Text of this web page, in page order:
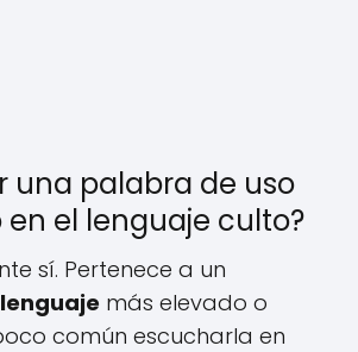
una palabra de uso
en el lenguaje culto?
sí. Pertenece a un
lenguaje más elevado o
común escucharla en